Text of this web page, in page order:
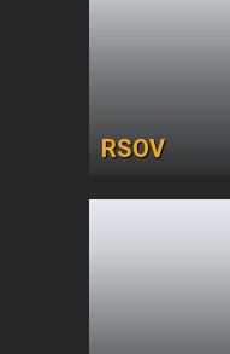
RSOV